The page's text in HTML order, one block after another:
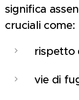
significa
cruciali come:
rispetto
vie di